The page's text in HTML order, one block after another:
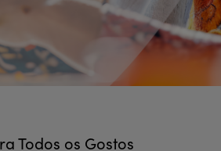
Todos os Gostos